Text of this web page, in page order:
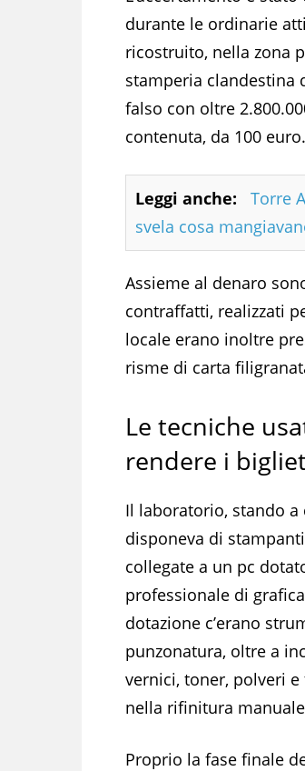
durante le ordinarie
ricostruito, nella zona
stamperia clandestina
falso con oltre
contenuta, da 100 euro.
Leggi anche:
Torre
svela cosa
Assieme al denaro
contraffatti, realizzati
locale erano inoltre
risme di carta
Le tecniche
rendere i
Il laboratorio, stando a
disponeva di
collegate a un pc
professionale di
dotazione c’erano
punzonatura, oltre a
vernici, toner, polveri
nella rifinitura
Proprio la fase finale